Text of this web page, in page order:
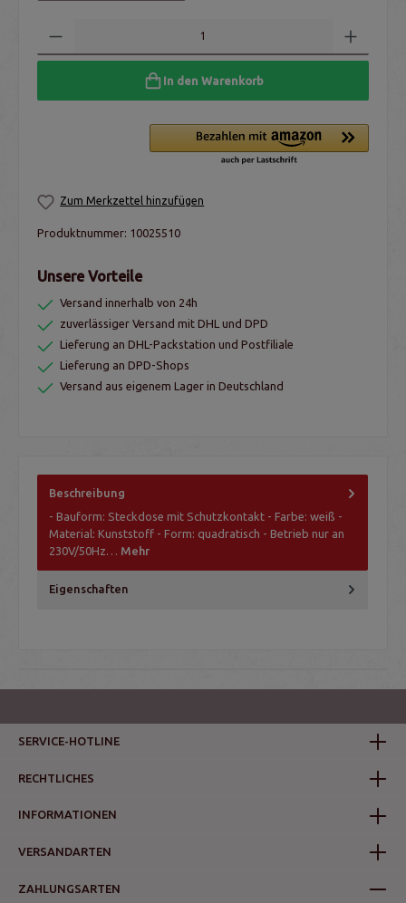
In den Warenkorb
Zum Merkzettel hinzufügen
Produktnummer: 10025510
Unsere Vorteile
Versand innerhalb von 24h
zuverlässiger Versand mit DHL und DPD
Lieferung an DHL-Packstation und Postfiliale
Lieferung an DPD-Shops
Versand aus eigenem Lager in Deutschland
Beschreibung
- Bauform: Steckdose mit Schutzkontakt - Farbe: weiß -
Material: Kunststoff - Form: quadratisch - Betrieb nur an
230V/50Hz… Mehr
Eigenschaften
SERVICE-HOTLINE
RECHTLICHES
INFORMATIONEN
VERSANDARTEN
ZAHLUNGSARTEN